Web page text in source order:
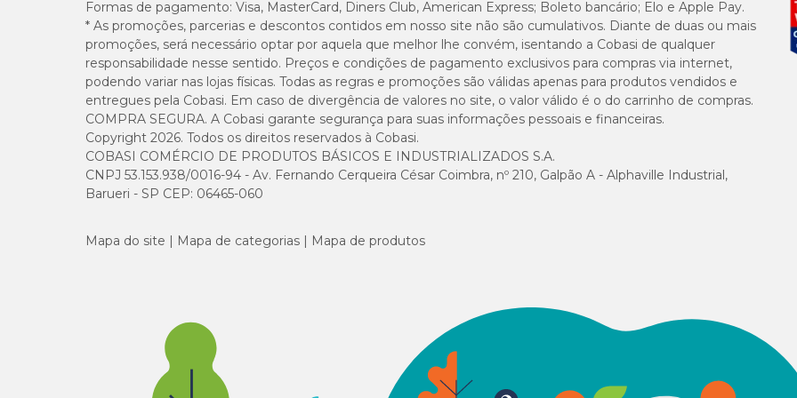
Formas de pagamento: Visa, MasterCard, Diners Club, American Express; Boleto bancário; Elo e Apple Pay.
* As promoções, parcerias e descontos contidos em nosso site não são cumulativos. Diante de duas ou mais
promoções, será necessário optar por aquela que melhor lhe convém, isentando a Cobasi de qualquer
responsabilidade nesse sentido. Preços e condições de pagamento exclusivos para compras via internet,
podendo variar nas lojas físicas. Todas as regras e promoções são válidas apenas para produtos vendidos e
entregues pela Cobasi. Em caso de divergência de valores no site, o valor válido é o do carrinho de compras.
COMPRA SEGURA. A Cobasi garante segurança para suas informações pessoais e financeiras.
Copyright 2026. Todos os direitos reservados à Cobasi.
COBASI COMÉRCIO DE PRODUTOS BÁSICOS E INDUSTRIALIZADOS S.A.
CNPJ 53.153.938/0016-94 - Av. Fernando Cerqueira César Coimbra, nº 210, Galpão A - Alphaville Industrial,
Barueri - SP CEP: 06465-060
Mapa do site Mapa de categorias Mapa de produtos